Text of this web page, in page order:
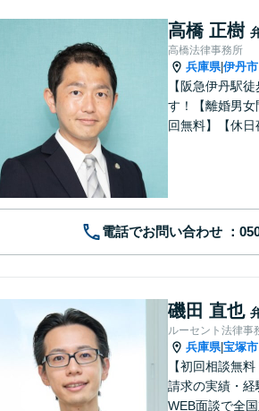
高橋 正樹
高橋法律事務所
兵庫県|伊丹市
【阪急伊丹駅
す！【離婚男
回無料】【休日
電話でお問い合わせ
磯田 直也
ルーセント法律事
兵庫県|宝塚市
【初回相談無
請求の実績・
WEB面談で全国